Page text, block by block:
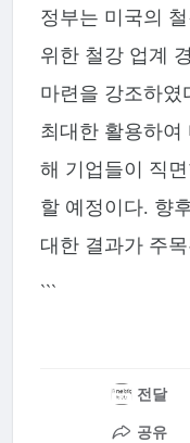
정부는 미국의
위한 철강 업계
마련을 강조하였
최대한 활용하여
해 기업들이 직
할 예정이다. 향
대한 결과가 주
```
전달
공유